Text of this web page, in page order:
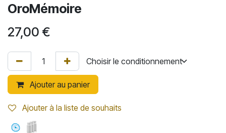
OroMémoire
27,00 €
Ajouter au panier
Ajouter à la liste de souhaits